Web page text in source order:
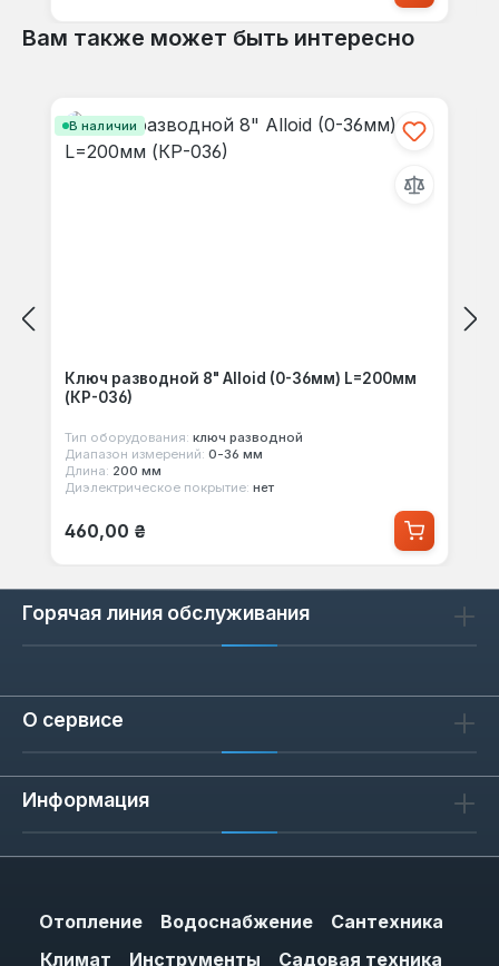
Вам также может быть интересно
В наличии
Ключ разводной 8" Alloid (0-36мм) L=200мм
(КР-036)
Тип оборудования: ключ разводной
Диапазон измерений: 0-36 мм
Длина: 200 мм
Диэлектрическое покрытие: нет
Обычная цена:
460,00 ₴
Горячая линия обслуживания
О сервисе
Информация
Отопление Водоснабжение
Сантехника
Климат
Инструменты Садовая техника